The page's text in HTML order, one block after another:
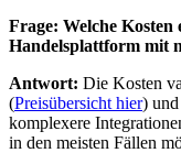
Frage: Welche
Handelsplattform mit
Antwort: Die Kosten
(Preisübersicht hier)
komplexere
in den meisten Fällen